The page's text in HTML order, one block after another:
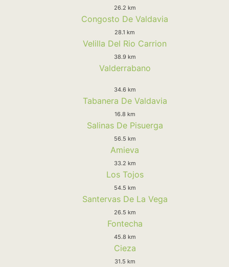
26.2 km
Congosto De Valdavia
28.1 km
Velilla Del Rio Carrion
38.9 km
Valderrabano
34.6 km
Tabanera De Valdavia
16.8 km
Salinas De Pisuerga
56.5 km
Amieva
33.2 km
Los Tojos
54.5 km
Santervas De La Vega
26.5 km
Fontecha
45.8 km
Cieza
31.5 km